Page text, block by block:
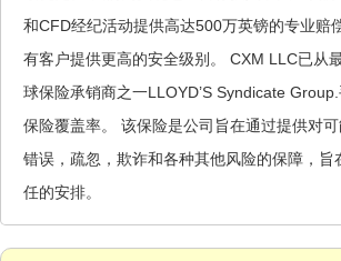
和CFD经纪活动提供高达500万英镑的专业赔
有客户提供更高的安全级别。 CXM LLC已从
球保险承销商之一LLOYD’S Syndicate
保险覆盖率。 该保险是公司旨在通过提供对
错误，疏忽，欺诈和各种其他风险的保障，旨
任的安排。